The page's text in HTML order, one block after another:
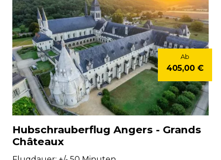
Hubschrauberflug Angers - Grands
Châteaux
Ab
405,00 €